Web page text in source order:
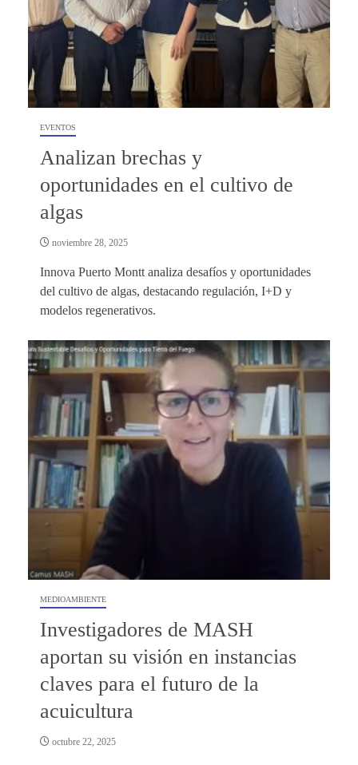
EVENTOS
Analizan brechas y
oportunidades en el cultivo de
algas
noviembre 28, 2025
Innova Puerto Montt analiza desafíos y oportunidades
del cultivo de algas, destacando regulación, I+D y
modelos regenerativos.
MEDIOAMBIENTE
Investigadores de MASH
aportan su visión en instancias
claves para el futuro de la
acuicultura
octubre 22, 2025